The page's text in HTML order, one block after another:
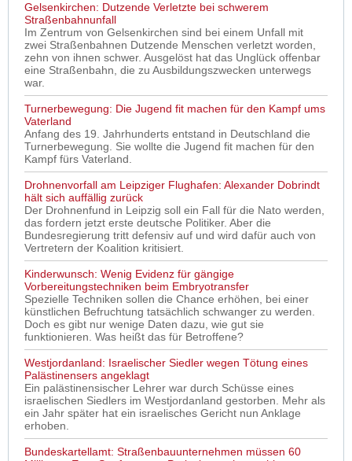
Gelsenkirchen: Dutzende Verletzte bei schwerem
Straßenbahnunfall
Im Zentrum von Gelsenkirchen sind bei einem Unfall mit
zwei Straßenbahnen Dutzende Menschen verletzt worden,
zehn von ihnen schwer. Ausgelöst hat das Unglück offenbar
eine Straßenbahn, die zu Ausbildungszwecken unterwegs
war.
Turnerbewegung: Die Jugend fit machen für den Kampf ums
Vaterland
Anfang des 19. Jahrhunderts entstand in Deutschland die
Turnerbewegung. Sie wollte die Jugend fit machen für den
Kampf fürs Vaterland.
Drohnenvorfall am Leipziger Flughafen: Alexander Dobrindt
hält sich auffällig zurück
Der Drohnenfund in Leipzig soll ein Fall für die Nato werden,
das fordern jetzt erste deutsche Politiker. Aber die
Bundesregierung tritt defensiv auf und wird dafür auch von
Vertretern der Koalition kritisiert.
Kinderwunsch: Wenig Evidenz für gängige
Vorbereitungstechniken beim Embryotransfer
Spezielle Techniken sollen die Chance erhöhen, bei einer
künstlichen Befruchtung tatsächlich schwanger zu werden.
Doch es gibt nur wenige Daten dazu, wie gut sie
funktionieren. Was heißt das für Betroffene?
Westjordanland: Israelischer Siedler wegen Tötung eines
Palästinensers angeklagt
Ein palästinensischer Lehrer war durch Schüsse eines
israelischen Siedlers im Westjordanland gestorben. Mehr als
ein Jahr später hat ein israelisches Gericht nun Anklage
erhoben.
Bundeskartellamt: Straßenbauunternehmen müssen 60